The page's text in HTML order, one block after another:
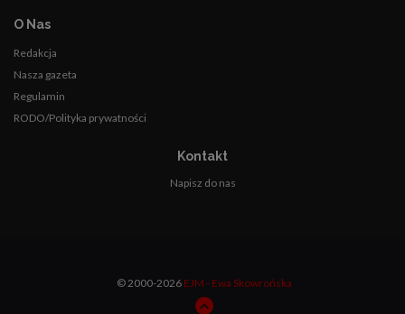
O Nas
Redakcja
Nasza gazeta
Regulamin
RODO/Polityka prywatności
Kontakt
Napisz do nas
© 2000-2026 EJM - Ewa Skowrońska